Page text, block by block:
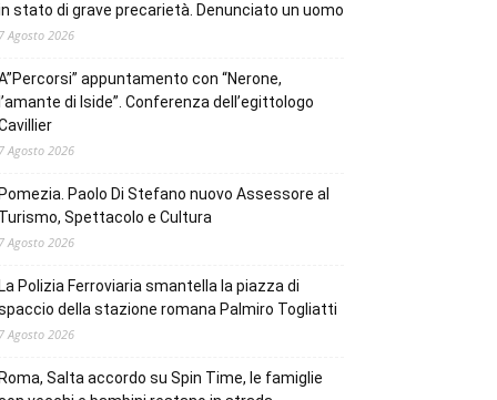
stato di grave precarietà. Denunciato un uomo
7 Agosto 2026
appuntamento con “Nerone,
l’amante di Iside”. Conferenza dell’egittologo
7 Agosto 2026
Pomezia. Paolo Di Stefano nuovo Assessore al
Turismo, Spettacolo e Cultura
7 Agosto 2026
La Polizia Ferroviaria smantella la piazza di
della stazione romana Palmiro Togliatti
7 Agosto 2026
Roma, Salta accordo su Spin Time, le famiglie